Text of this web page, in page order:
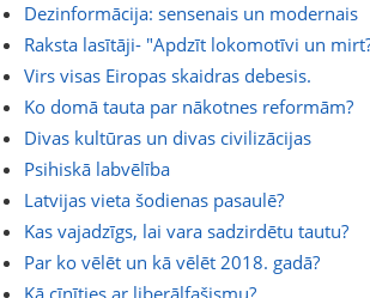
Dezinformācija: sensenais un modernais
Raksta lasītāji- "Apdzīt lokomotīvi un
Virs visas Eiropas skaidras debesis.
Ko domā tauta par nākotnes reformām?
Divas kultūras un divas civilizācijas
Psihiskā labvēlība
Latvijas vieta šodienas pasaulē?
Kas vajadzīgs, lai vara sadzirdētu tautu?
Par ko vēlēt un kā vēlēt 2018. gadā?